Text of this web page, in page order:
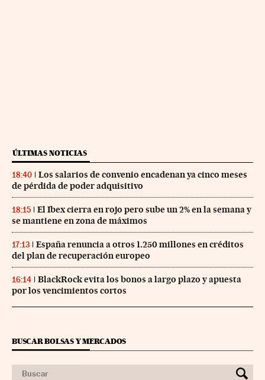
ÚLTIMAS NOTICIAS
18:40
Los salarios de convenio encadenan ya cinco meses
de pérdida de poder adquisitivo
18:15
El Ibex cierra en rojo pero sube un 2% en la semana y
se mantiene en zona de máximos
17:13
España renuncia a otros 1.250 millones en créditos
del plan de recuperación europeo
16:14
BlackRock evita los bonos a largo plazo y apuesta
por los vencimientos cortos
BUSCAR BOLSAS Y MERCADOS